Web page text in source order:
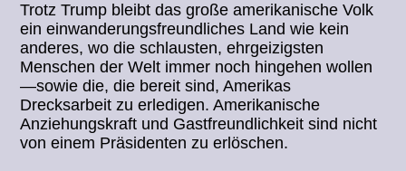
Trotz Trump bleibt das große amerikanische Volk
ein einwanderungsfreundliches Land wie kein
anderes, wo die schlausten, ehrgeizigsten
Menschen der Welt immer noch hingehen wollen
—sowie die, die bereit sind, Amerikas
Drecksarbeit zu erledigen. Amerikanische
Anziehungskraft und Gastfreundlichkeit sind nicht
von einem Präsidenten zu erlöschen.